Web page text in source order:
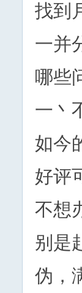
找到
一并
哪些
一丶
如今
好评
不想
别是
伪，